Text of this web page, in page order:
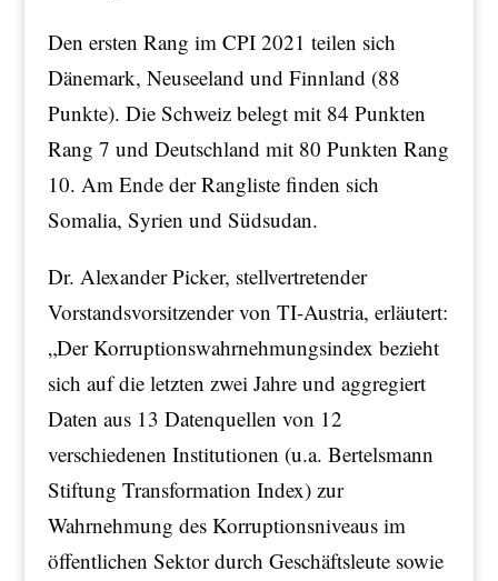
Den ersten Rang im CPI 2021 teilen sich
Dänemark, Neuseeland und Finnland (88
Punkte). Die Schweiz belegt mit 84 Punkten
Rang 7 und Deutschland mit 80 Punkten Rang
10. Am Ende der Rangliste finden sich
Somalia, Syrien und Südsudan.
Dr. Alexander Picker, stellvertretender
Vorstandsvorsitzender von TI-Austria, erläutert:
„Der Korruptionswahrnehmungsindex bezieht
sich auf die letzten zwei Jahre und aggregiert
Daten aus 13 Datenquellen von 12
verschiedenen Institutionen (u.a. Bertelsmann
Stiftung Transformation Index) zur
Wahrnehmung des Korruptionsniveaus im
öffentlichen Sektor durch Geschäftsleute sowie